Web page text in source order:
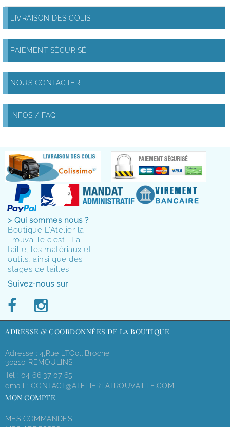
LIVRAISON DES COLIS
PAIEMENT SÉCURISÉ
NOUS CONTACTER
INFOS / FAQ
> Qui sommes nous ?
Boutique L'Atelier la
Trouvaille c'est : La
taille, les matériaux et
outils, ainsi que des
stages de tailles.
Suivez-nous sur
ADRESSE & COORDONNÉES DE LA BOUTIQUE
Adresse : 4,rue LT.Col. Broche
30210 REMOULINS
Tél : 04 66 37 07 65
email : CONTACT@ATELIERLATROUVAILLE.COM
MON COMPTE
MES COMMANDES